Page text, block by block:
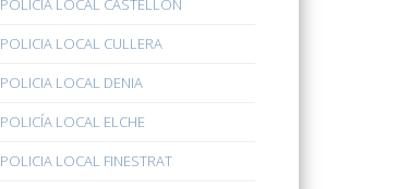
POLICIA LOCAL CASTELLON
POLICIA LOCAL CULLERA
POLICIA LOCAL DENIA
POLICÍA LOCAL ELCHE
POLICIA LOCAL FINESTRAT